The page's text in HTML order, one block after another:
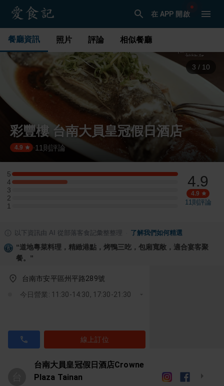
在 APP 開啟
餐廳資訊 照片 評論 相似餐廳
4 / 10
彩豐樓 台南大員皇冠假日酒店
4.9 ·11 則評論
5
5 星：3 則評論
4
4 星：1 則評論
3
3 星：0 則評論
2
2 星：0 則評論
1
1 星：0 則評論
4.9
4.9
11則評論
以下資訊由 AI 從部落客食記彙整整理 了解我們如何精選
“道地粵菜料理，精緻港點，烤鴨三吃，包廂寬敞，適合宴客聚
餐。 ”
台南市安平區州平路289號
今日營業: 11:30-14:30, 17:30-21:30
線上訂位
台南大員皇冠假日酒店Crowne
Plaza Tainan